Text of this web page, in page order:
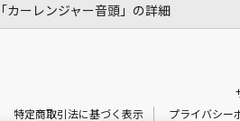
「カーレンジャー音頭」の詳細
特定商取引法に基づく表示
プライバシー